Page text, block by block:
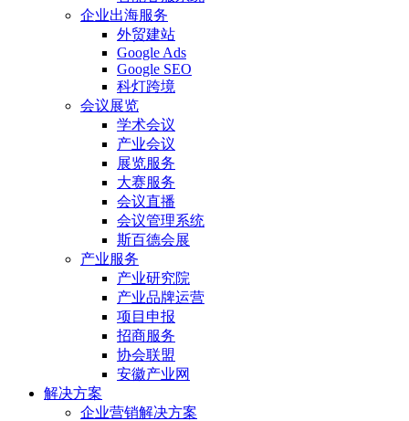
企业出海服务
外贸建站
Google Ads
Google SEO
科灯跨境
会议展览
学术会议
产业会议
展览服务
大赛服务
会议直播
会议管理系统
斯百德会展
产业服务
产业研究院
产业品牌运营
项目申报
招商服务
协会联盟
安徽产业网
解决方案
企业营销解决方案